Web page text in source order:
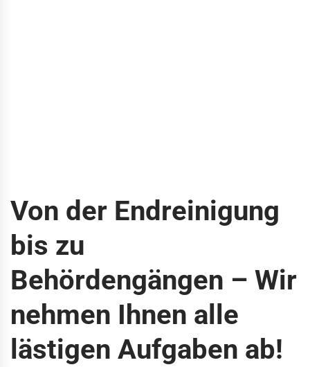
Von der Endreinigung
bis zu
Behördengängen – Wir
nehmen Ihnen alle
lästigen Aufgaben ab!